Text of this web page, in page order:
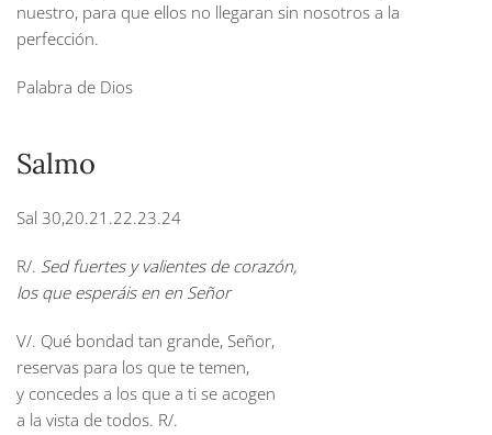
nuestro, para que ellos no llegaran sin nosotros a la
perfección.
Palabra de Dios
Salmo
Sal 30,20.21.22.23.24
R/. Sed fuertes y valientes de corazón,
los que esperáis en en Señor
V/. Qué bondad tan grande, Señor,
reservas para los que te temen,
y concedes a los que a ti se acogen
a la vista de todos. R/.